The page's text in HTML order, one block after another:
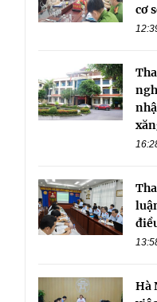
cơ
Hà